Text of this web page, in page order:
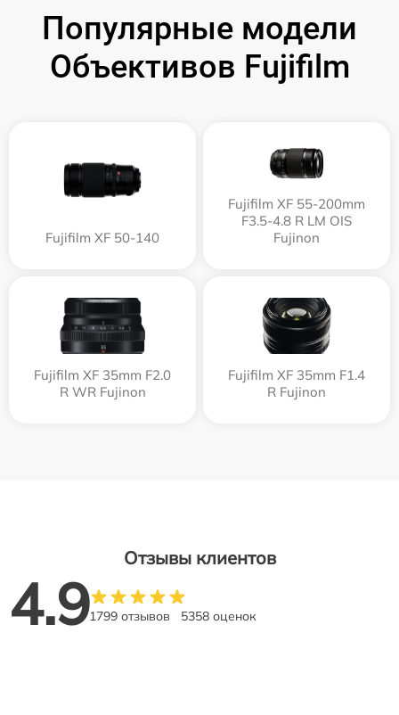
Популярные модели
Объективов Fujifilm
Fujifilm XF 50-140
Fujifilm XF 55-200mm
F3.5-4.8 R LM OIS
Fujinon
Fujifilm XF 35mm F2.0
R WR Fujinon
Fujifilm XF 35mm F1.4
R Fujinon
Отзывы клиентов
4.91799 отзывов 5358 оценок